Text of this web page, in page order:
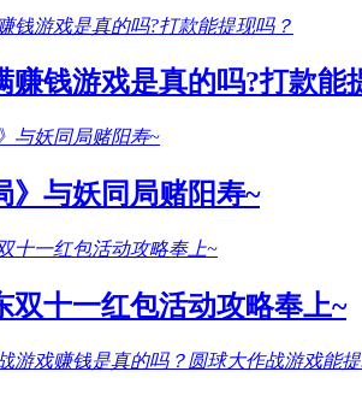
赚钱游戏是真的吗?打款能
》与妖同局赌阳寿~
双十一红包活动攻略奉上~